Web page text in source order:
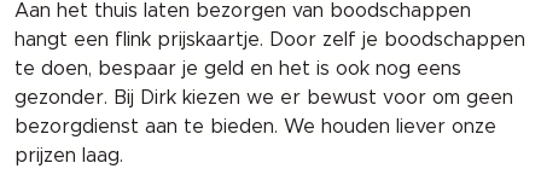
Aan het thuis laten bezorgen van boodschappen
hangt een flink prijskaartje. Door zelf je boodschappen
te doen, bespaar je geld en het is ook nog eens
gezonder. Bij Dirk kiezen we er bewust voor om geen
bezorgdienst aan te bieden. We houden liever onze
prijzen laag.